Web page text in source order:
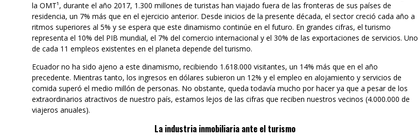
la OMT¹, durante el año 2017, 1.300 millones de turistas han viajado fuera de las fronteras de sus países de
residencia, un 7% más que en el ejercicio anterior. Desde inicios de la presente década, el sector creció cada año a
ritmos superiores al 5% y se espera que este dinamismo continúe en el futuro. En grandes cifras, el turismo
representa el 10% del PIB mundial, el 7% del comercio internacional y el 30% de las exportaciones de servicios. Uno
de cada 11 empleos existentes en el planeta depende del turismo.
Ecuador no ha sido ajeno a este dinamismo, recibiendo 1.618.000 visitantes, un 14% más que en el año
precedente. Mientras tanto, los ingresos en dólares subieron un 12% y el empleo en alojamiento y servicios de
comida superó el medio millón de personas. No obstante, queda todavía mucho por hacer ya que a pesar de los
extraordinarios atractivos de nuestro país, estamos lejos de las cifras que reciben nuestros vecinos (4.000.000 de
viajeros anuales).
La industria inmobiliaria ante el turismo